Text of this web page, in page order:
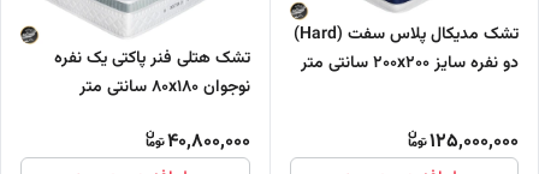
تشک مدیکال پلاس سفت (Hard)
دو نفره سایز 200x200 سانتی متر
125,000,000
تشک هتلی فنر پاکتی یک نفره
نوجوان 80x180 سانتی متر
40,800,000